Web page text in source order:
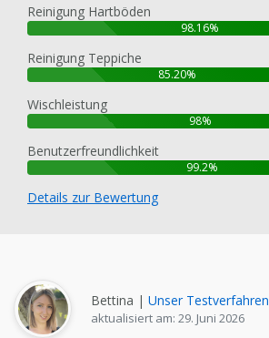
Reinigung Hartböden
98.16%
Reinigung Teppiche
85.20%
Wischleistung
98%
Benutzerfreundlichkeit
99.2%
Details zur Bewertung
Bettina | Unser Testverfahren
aktualisiert am: 29. Juni 2026